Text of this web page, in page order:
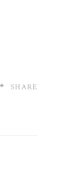
SHARE